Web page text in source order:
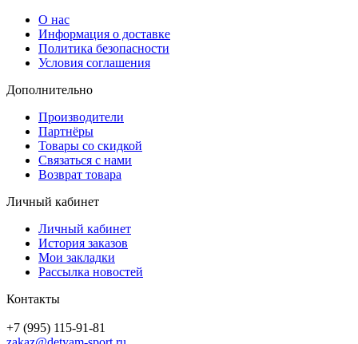
О нас
Информация о доставке
Политика безопасности
Условия соглашения
Дополнительно
Производители
Партнёры
Товары со скидкой
Связаться с нами
Возврат товара
Личный кабинет
Личный кабинет
История заказов
Мои закладки
Рассылка новостей
Контакты
+7 (995) 115-91-81